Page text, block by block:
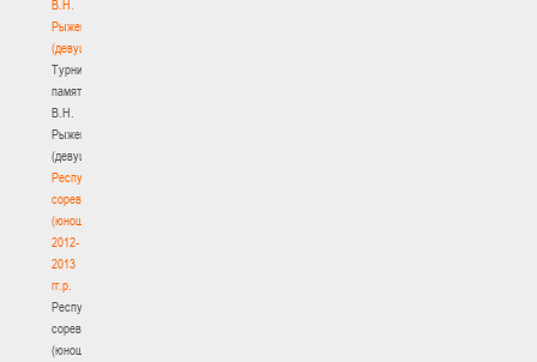
В.Н.
Рыженкова
(девушки)
Турнир
памяти
В.Н.
Рыженкова
(девушки)
Республиканские
соревнования
(юноши)
2012-
2013
гг.р.
Республиканские
соревнования
(юноши)